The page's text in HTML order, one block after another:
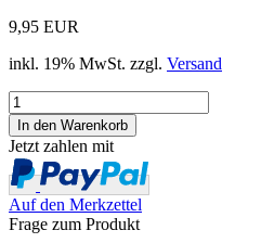
9,95 EUR
inkl. 19% MwSt. zzgl. Versand
Jetzt zahlen mit
Auf den Merkzettel
Frage zum Produkt